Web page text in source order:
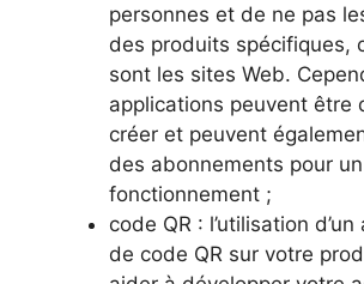
personnes et de ne pas
des produits spécifiques,
sont les sites Web.
applications peuvent être
créer et peuvent
des abonnements pour
fonctionnement ;
code QR : l’utilisation
de code QR sur votre